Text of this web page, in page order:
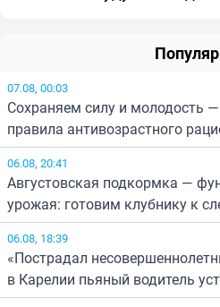
07.08, 00:03
Сохраняем силу и молодость
правила антивозрастного
06.08, 20:41
Августовская подкормка —
урожая: готовим клубнику к
06.08, 18:39
«Пострадал
в Карелии пьяный водитель